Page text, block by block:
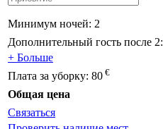
Минимум ночей: 2
Дополнительный гость после 2:
+ Больше
Плата за уборку: 80 €
Общая цена
Связаться